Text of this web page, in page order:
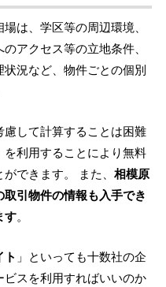
は、学区等の周辺環境、
アクセス等の立地条件、
況など、物件ごとの個別
して計算することは困難
を利用することにより無料
できます。 また、 相模原
引物件の情報も入手でき
す。
」といっても十数社の企
スを利用すればいいのか